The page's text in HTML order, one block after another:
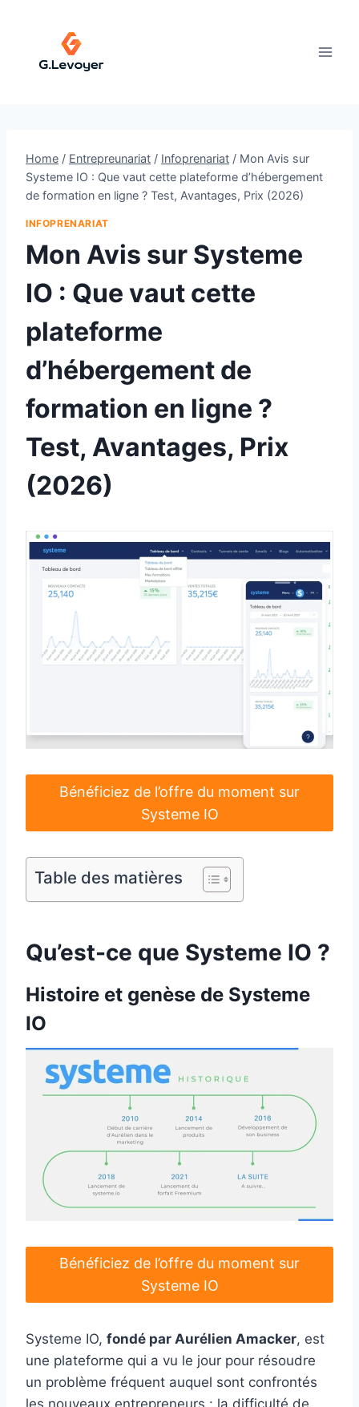
Home / Entrepreunariat / Infoprenariat / Mon Avis sur
Systeme IO : Que vaut cette plateforme d’hébergement
de formation en ligne ? Test, Avantages, Prix (2026)
INFOPRENARIAT
Mon Avis sur Systeme
IO : Que vaut cette
plateforme
d’hébergement de
formation en ligne ?
Test, Avantages, Prix
(2026)
Bénéficiez de l’offre du moment sur
Systeme IO
Table des matières
Qu’est-ce que Systeme IO ?
Histoire et genèse de Systeme
IO
Bénéficiez de l’offre du moment sur
Systeme IO
Systeme IO, fondé par Aurélien Amacker, est
une plateforme qui a vu le jour pour résoudre
un problème fréquent auquel sont confrontés